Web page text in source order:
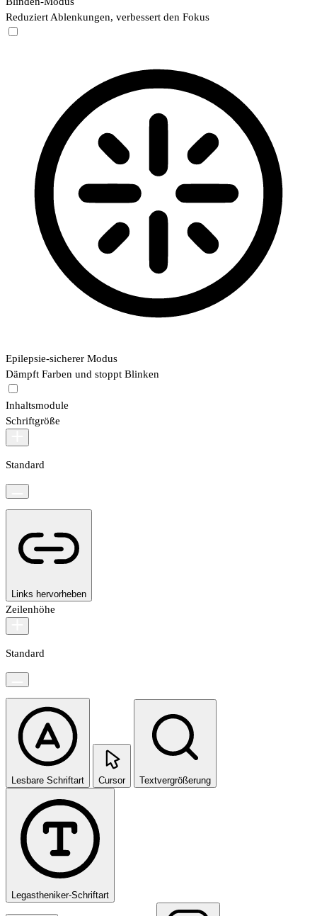
Reduziert Ablenkungen, verbessert den Fokus
Epilepsie-sicherer Modus
Dämpft Farben und stoppt Blinken
Inhaltsmodule
Schriftgröße
Standard
Links hervorheben
Zeilenhöhe
Standard
Lesbare Schriftart Cursor Textvergrößerung
Legastheniker-Schriftart